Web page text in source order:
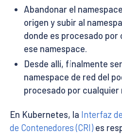
Abandonar el
origen y subir al
donde es procesado por
ese namespace.
Desde allí, finalmente
namespace de red del
procesado por cualquier
En Kubernetes, la Interfaz de
de Contenedores (CRI) es